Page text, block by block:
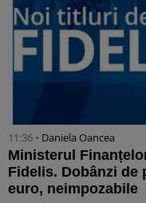
11:36 • Daniela Oancea
Ministerul
Fidelis. Dobânzi de
euro, neimpozabile